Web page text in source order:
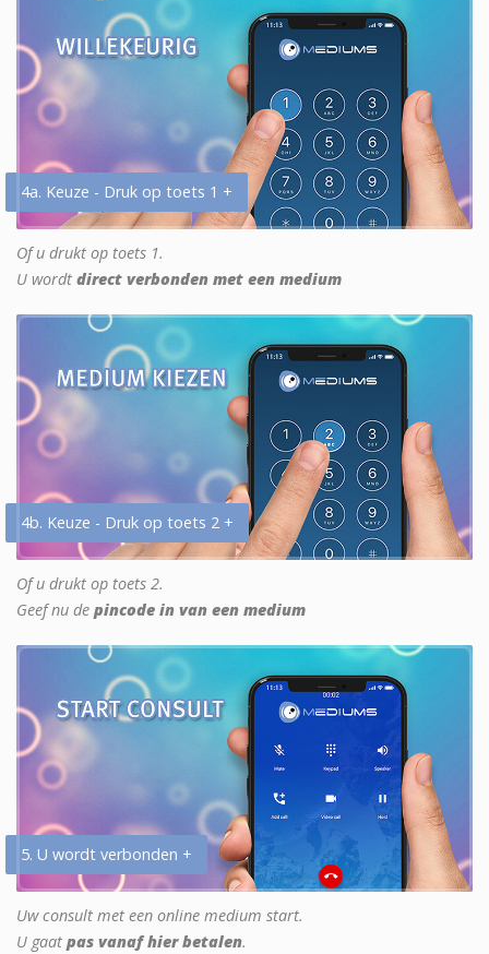
4a. Keuze - Druk op toets 1 +
Of u drukt op toets 1.
U wordt direct verbonden met een medium
4b. Keuze - Druk op toets 2 +
Of u drukt op toets 2.
Geef nu de pincode in van een medium
5. U wordt verbonden +
Uw consult met een online medium start.
U gaat pas vanaf hier betalen.